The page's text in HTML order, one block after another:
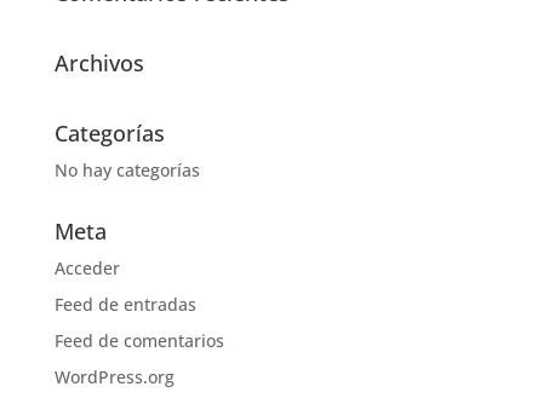
Archivos
Categorías
No hay categorías
Meta
Acceder
Feed de entradas
Feed de comentarios
WordPress.org